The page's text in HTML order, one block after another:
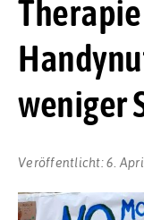
weniger
Veröffentlicht:6.